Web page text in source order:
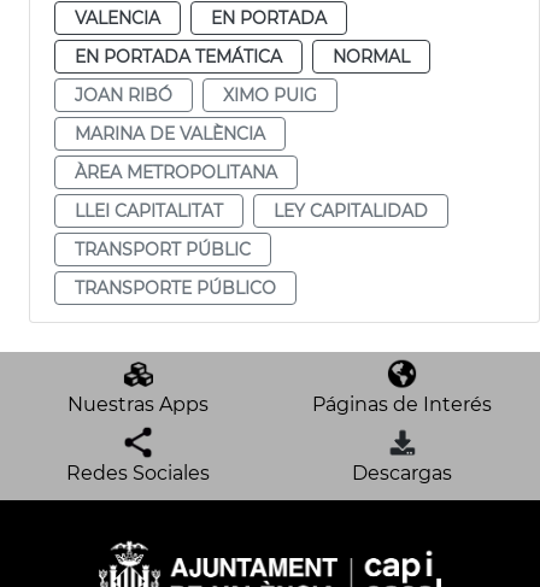
VALENCIA
EN PORTADA
EN PORTADA TEMÁTICA
NORMAL
JOAN RIBÓ
XIMO PUIG
MARINA DE VALÈNCIA
ÀREA METROPOLITANA
LLEI CAPITALITAT
LEY CAPITALIDAD
TRANSPORT PÚBLIC
TRANSPORTE PÚBLICO
Nuestras Apps Páginas de Interés
Redes Sociales Descargas